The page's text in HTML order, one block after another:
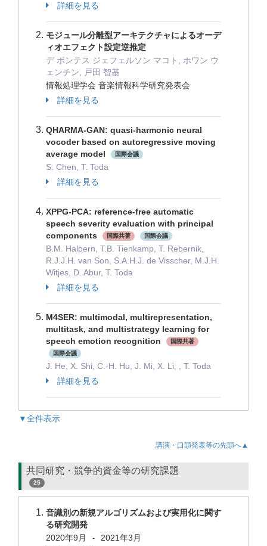
詳細を見る
モジュール分離型アーキテクチャによるオーデ
ィオエフェクト設定逆推定
デ ポンテス ジェフェルソン マコト, ホワン ウ
ェンチン, 戸田 智基
情報処理学会 音楽情報科学研究発表会
詳細を見る
QHARMA-GAN: quasi-harmonic neural
vocoder based on autoregressive moving
average model
国際会議
S. Chen, T. Toda
詳細を見る
XPPG-PCA: reference-free automatic
speech severity evaluation with principal
components
国際共著 国際会議
B.M. Halpern, T.B. Tienkamp, T. Rebernik,
R.J.J.H. van Son, S.A.H.J. de Visscher, M.J.H.
Witjes, D. Abur, T. Toda
詳細を見る
M4SER: multimodal, multirepresentation,
multitask, and multistrategy learning for
speech emotion recognition
国際共著
国際会議
J. He, X. Shi, C.-H. Hu, J. Mi, X. Li, , T. Toda
詳細を見る
▼全件表示
講演・口頭発表等の先頭へ▲
共同研究・競争的資金等の研究課題
25
音識別の新規アルゴリズムおよび実用化に関す
る研究開発
2020年9月
-
2021年3月